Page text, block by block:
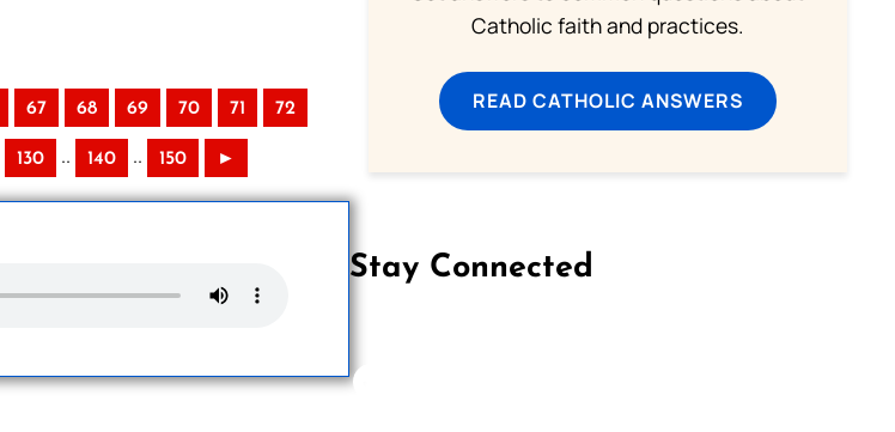
67 68 69 70 71 72
130 .. 140 .. 150 ►
Catholic faith and practices.
READ CATHOLIC ANSWERS
Stay Connected
Follow us on Facebook